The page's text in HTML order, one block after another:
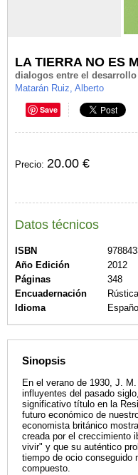
LA TIERRA NO ES
dialogos entre el
Matarán Ruiz, Alberto
Save
Precio: 20.00 €
Datos técnicos
ISBN
Año Edición
2012
Páginas
348
Encuadernación
Rústica
Idioma
Español
Sinopsis
En el verano de 1930, J.
influyentes del pasado
significativo título en la
futuro económico de
economista británico
creada por el creccimiento
vivir" y que su auténtico
tiempo de ocio conseguido
compuesto.